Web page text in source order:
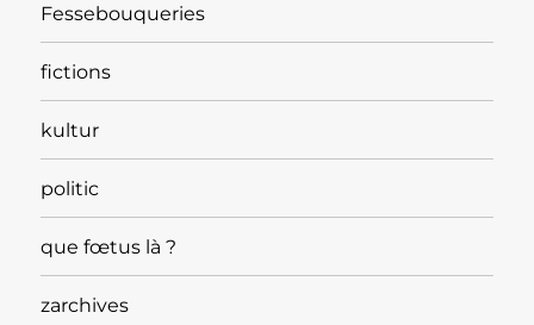
Fessebouqueries
fictions
kultur
politic
que fœtus là ?
zarchives